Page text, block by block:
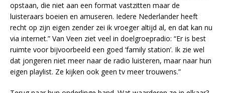
opstaan, die niet aan een format vastzitten maar de
luisteraars boeien en amuseren. Iedere Nederlander heeft
recht op zijn eigen zender zei ik vroeger altijd al, en dat kan nu
via internet.” Van Veen ziet veel in doelgroepradio: “Er is best
ruimte voor bijvoorbeeld een goed ‘family station’. Ik zie wel
dat jongeren niet meer naar de radio luisteren, maar naar hun
eigen playlist. Ze kijken ook geen tv meer trouwens.”